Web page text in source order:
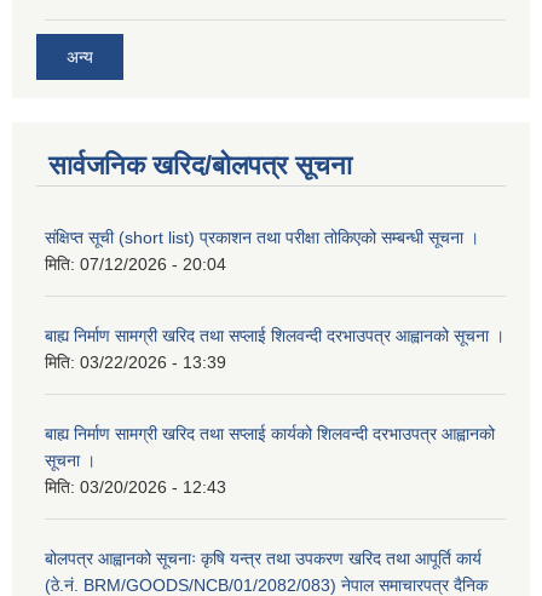
अन्य
सार्वजनिक खरिद/बोलपत्र सूचना
संक्षिप्त सूची (short list) प्रकाशन तथा परीक्षा तोकिएको सम्बन्धी सूचना ।
मिति: 07/12/2026 - 20:04
बाह्य निर्माण सामग्री खरिद तथा सप्लाई शिलवन्दी दरभाउपत्र आह्वानको सूचना ।
मिति: 03/22/2026 - 13:39
बाह्य निर्माण सामग्री खरिद तथा सप्लाई कार्यको शिलवन्दी दरभाउपत्र आह्वानको
सूचना ।
मिति: 03/20/2026 - 12:43
बोलपत्र आह्वानको सूचनाः कृषि यन्त्र तथा उपकरण खरिद तथा आपूर्ति कार्य
(ठे.नं. BRM/GOODS/NCB/01/2082/083) नेपाल समाचारपत्र दैनिक